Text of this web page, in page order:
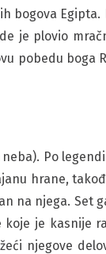
bogova
je plovio
pobedu boga
Po
hrane,
na njega. Set
je kasnije
njegove